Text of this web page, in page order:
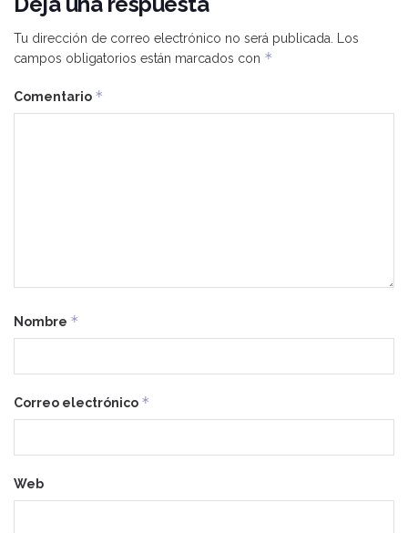
Tu dirección de correo electrónico no será publicada.
Los
campos obligatorios están marcados con *
Comentario *
Nombre *
Correo electrónico *
Web